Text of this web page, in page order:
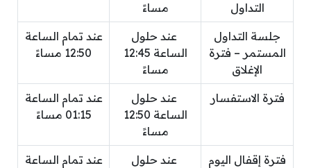
التداول
مساءً
جلسة التداول
المستمر – فترة
الإغلاق
عند حلول
الساعة 12:45
مساءً
عند تمام الساعة
12:50 مساءً
فترة الاستفسار
عند حلول
الساعة 12:50
مساءً
عند تمام الساعة
01:15 مساءً
فترة إقفال اليوم
عند حلول
عند تمام الساعة